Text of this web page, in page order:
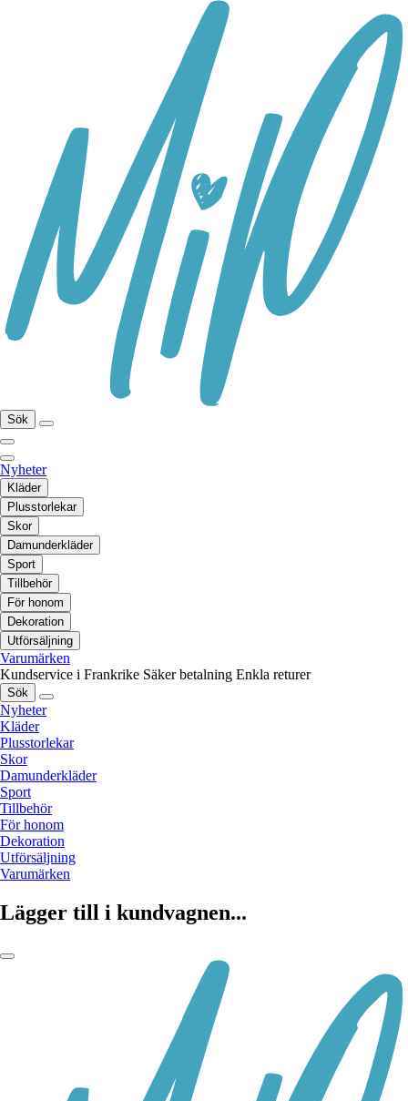
Sök
Nyheter
Kläder
Plusstorlekar
Skor
Damunderkläder
Sport
Tillbehör
För honom
Dekoration
Utförsäljning
Varumärken
Kundservice i Frankrike Säker betalning Enkla returer
Sök
Nyheter
Kläder
Plusstorlekar
Skor
Damunderkläder
Sport
Tillbehör
För honom
Dekoration
Utförsäljning
Varumärken
Lägger till i kundvagnen...